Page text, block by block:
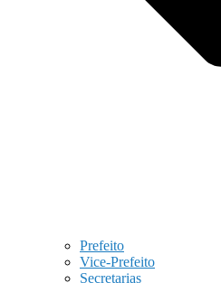
Prefeito
Vice-Prefeito
Secretarias